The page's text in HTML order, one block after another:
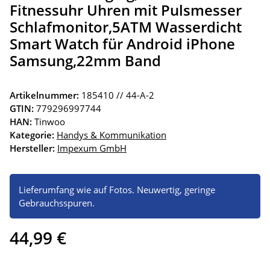
Fitnessuhr Uhren mit Pulsmesser
Schlafmonitor,5ATM Wasserdicht
Smart Watch für Android iPhone
Samsung,22mm Band
Artikelnummer: 185410 // 44-A-2
GTIN: 779296997744
HAN: Tinwoo
Kategorie: Handys & Kommunikation
Hersteller: Impexum GmbH
Lieferumfang wie auf Fotos. Neuwertig, geringe
Gebrauchsspuren.
44,99 €